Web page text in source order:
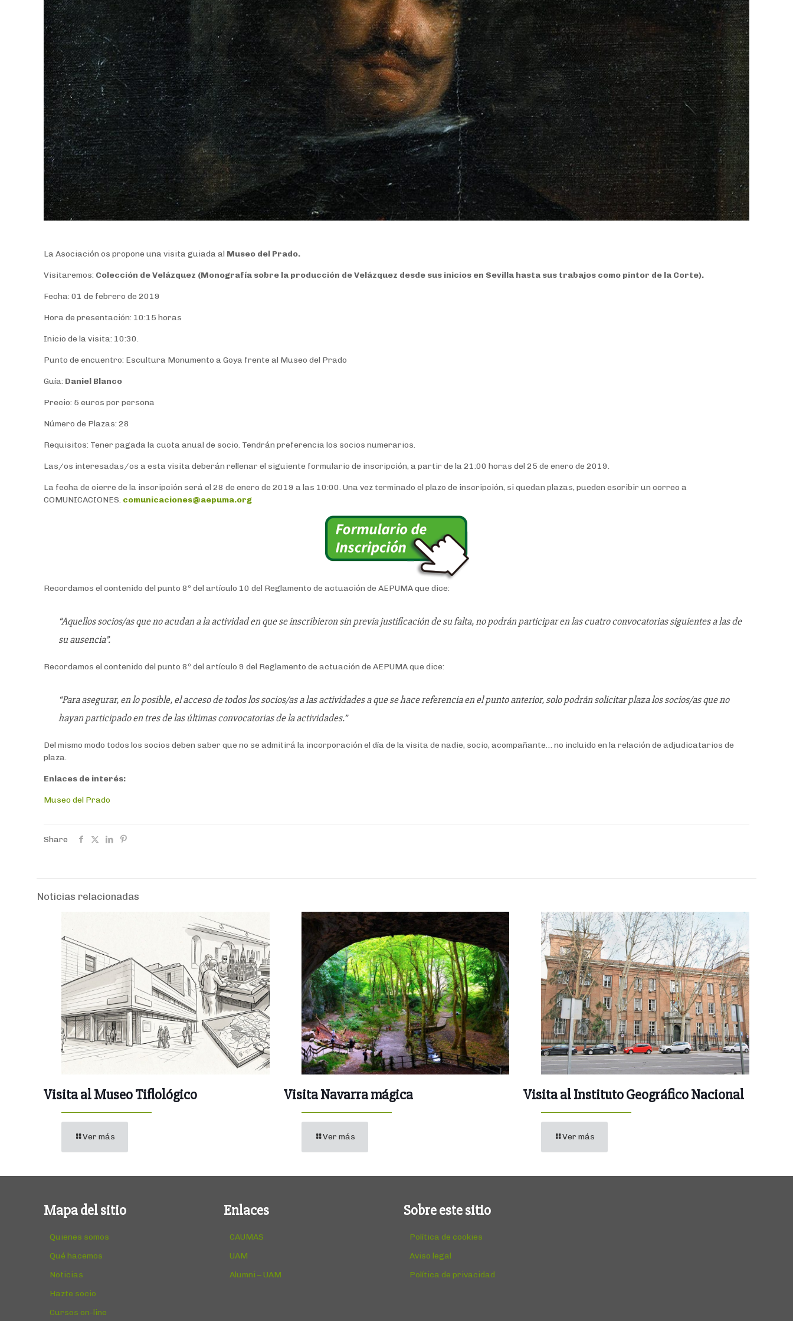
La Asociación os propone una visita guiada al Museo del Prado.
Visitaremos: Colección de Velázquez (Monografía sobre la producción de Velázquez desde sus inicios en Sevilla hasta sus trabajos como pintor de la Corte).
Fecha: 01 de febrero de 2019
Hora de presentación: 10:15 horas
Inicio de la visita: 10:30.
Punto de encuentro: Escultura Monumento a Goya frente al Museo del Prado
Guía: Daniel Blanco
Precio: 5 euros por persona
Número de Plazas: 28
Requisitos: Tener pagada la cuota anual de socio. Tendrán preferencia los socios numerarios.
Las/os interesadas/os a esta visita deberán rellenar el siguiente formulario de inscripción, a partir de la 21:00 horas del 25 de enero de 2019.
La fecha de cierre de la inscripción será el 28 de enero de 2019 a las 10:00. Una vez terminado el plazo de inscripción, si quedan plazas, pueden escribir un correo a
COMUNICACIONES. comunicaciones@aepuma.org
Recordamos el contenido del punto 8º del artículo 10 del Reglamento de actuación de AEPUMA que dice:
“Aquellos socios/as que no acudan a la actividad en que se inscribieron sin previa justificación de su falta, no podrán participar en las cuatro convocatorias siguientes a las de
su ausencia”.
Recordamos el contenido del punto 8º del artículo 9 del Reglamento de actuación de AEPUMA que dice:
“Para asegurar, en lo posible, el acceso de todos los socios/as a las actividades a que se hace referencia en el punto anterior, solo podrán solicitar plaza los socios/as que no
hayan participado en tres de las últimas convocatorias de la actividades.”
Del mismo modo todos los socios deben saber que no se admitirá la incorporación el día de la visita de nadie, socio, acompañante… no incluido en la relación de adjudicatarios de
plaza.
Enlaces de interés:
Museo del Prado
Share
Noticias relacionadas
Visita al Museo Tiflológico
Ver más
Visita Navarra mágica
Ver más
Visita al Instituto Geográfico Nacional
Ver más
Mapa del sitio
Quienes somos
Qué hacemos
Noticias
Hazte socio
Cursos on-line
Enlaces
CAUMAS
UAM
Alumni – UAM
Sobre este sitio
Política de cookies
Aviso legal
Política de privacidad